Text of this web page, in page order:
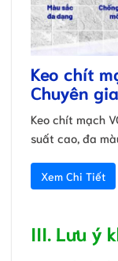
Keo chít
Chuyên
Keo chít mạch
suất cao, đa
Xem Chi Tiết
III. Lưu ý